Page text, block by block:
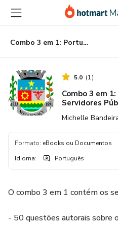
para
conteúdo
principal
para
pagamento
para
rodapé
Combo 3 em 1: Português + Estatuto dos Servidores Públicos + Conhecimentos Gerais de Nova Iguaçu
5.0 (1)
Combo 3 em
Servidores
Michelle
Formato: eBooks ou Documentos
Idioma: Português
O combo 3 em 1 contém os
- 50 questões autorais sobre